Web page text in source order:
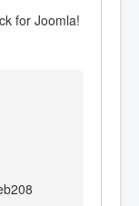
for Joomla!